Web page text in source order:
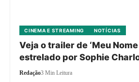
CINEMA E STREAMING NOTÍCIAS
Veja o trailer de ‘Meu Nome
estrelado por Sophie
Redação3 Min Leitura